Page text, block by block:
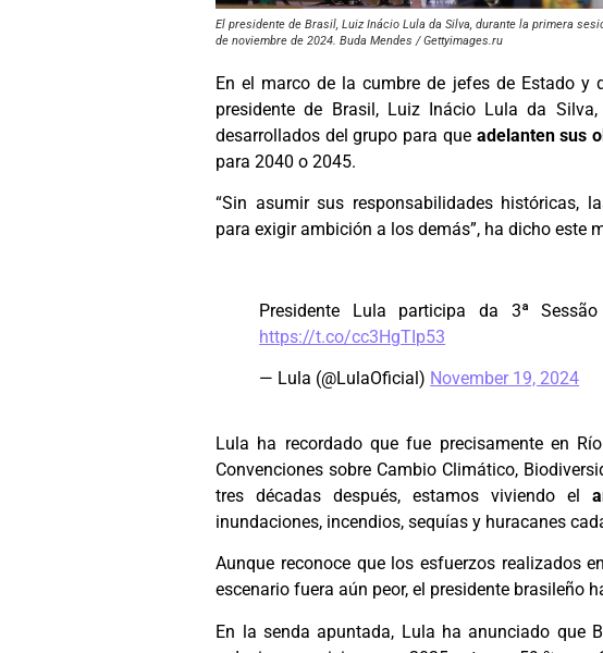
El presidente de Brasil, Luiz Inácio Lula da Silva, durante la primera
de noviembre de 2024. Buda Mendes / Gettyimages.ru
En el marco de la cumbre de jefes de Estado y
presidente de Brasil, Luiz Inácio Lula da
desarrollados del grupo para que adelanten sus
para 2040 o 2045.
“Sin asumir sus responsabilidades históricas,
para exigir ambición a los demás”, ha dicho este
Presidente Lula participa da 3ª
https://t.co/cc3HgTIp53
— Lula (@LulaOficial) November 19, 2024
Lula ha recordado que fue precisamente en
Convenciones sobre Cambio Climático,
tres décadas después, estamos viviendo el
inundaciones, incendios, sequías y huracanes
Aunque reconoce que los esfuerzos realizados
escenario fuera aún peor, el presidente brasileño
En la senda apuntada, Lula ha anunciado que